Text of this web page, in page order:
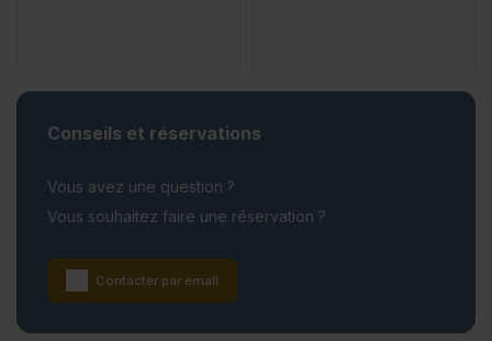
Conseils et réservations
Vous avez une question ?
Vous souhaitez faire une réservation ?
Contacter par email